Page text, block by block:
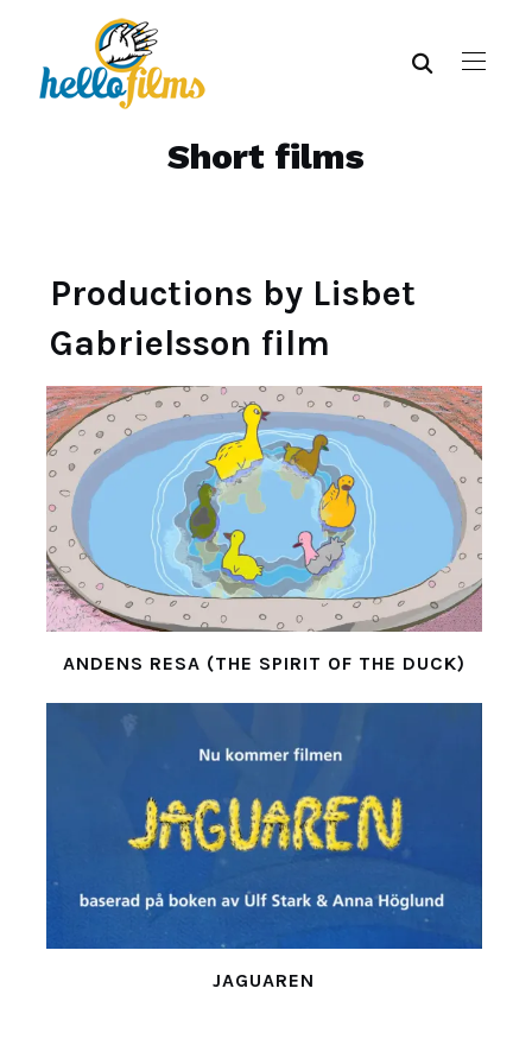
Short films
Productions by Lisbet
Gabrielsson film
ANDENS RESA (THE SPIRIT OF THE DUCK)
JAGUAREN